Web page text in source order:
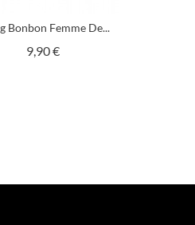
Bonbon Femme De...
9,90 €Prix